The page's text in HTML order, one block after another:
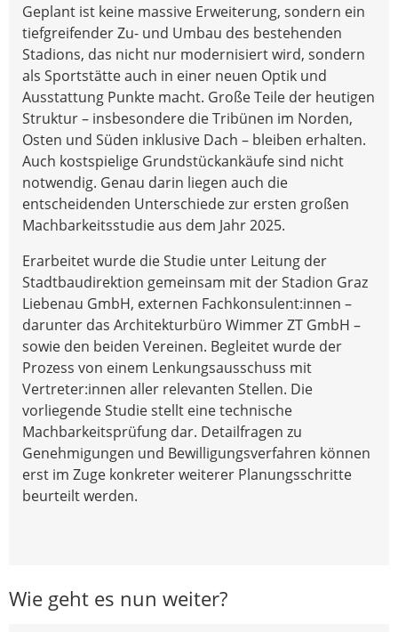
Geplant ist keine massive Erweiterung, sondern ein
tiefgreifender Zu- und Umbau des bestehenden
Stadions, das nicht nur modernisiert wird, sondern
als Sportstätte auch in einer neuen Optik und
Ausstattung Punkte macht. Große Teile der heutigen
Struktur – insbesondere die Tribünen im Norden,
Osten und Süden inklusive Dach – bleiben erhalten.
Auch kostspielige Grundstückankäufe sind nicht
notwendig. Genau darin liegen auch die
entscheidenden Unterschiede zur ersten großen
Machbarkeitsstudie aus dem Jahr 2025.
Erarbeitet wurde die Studie unter Leitung der
Stadtbaudirektion gemeinsam mit der Stadion Graz
Liebenau GmbH, externen Fachkonsulent:innen –
darunter das Architekturbüro Wimmer ZT GmbH –
sowie den beiden Vereinen. Begleitet wurde der
Prozess von einem Lenkungsausschuss mit
Vertreter:innen aller relevanten Stellen. Die
vorliegende Studie stellt eine technische
Machbarkeitsprüfung dar. Detailfragen zu
Genehmigungen und Bewilligungsverfahren können
erst im Zuge konkreter weiterer Planungsschritte
beurteilt werden.
Wie geht es nun weiter?